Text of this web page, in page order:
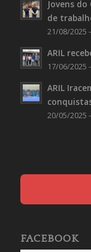
Jovens
de
21/08/2025
ARIL
17/06/2025
ARIL
20/05/2025
FACEBOOK